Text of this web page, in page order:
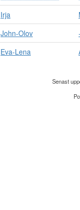
Irja
John-Olov -
Eva-Lena
Senast